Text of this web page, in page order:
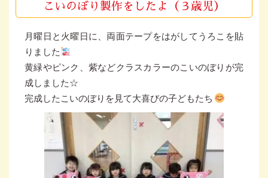
こいのぼり製作をしたよ（３歳児）
月曜日と火曜日に、両面テープをはがしてうろこを貼
りました
黄緑やピンク、紫などクラスカラーのこいのぼりが完
成しました☆
完成したこいのぼりを見て大喜びの子どもたち